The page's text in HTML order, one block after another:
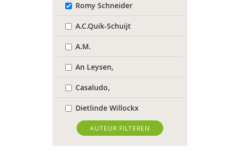
Romy Schneider
A.C.Quik-Schuijt
A.M.
An Leysen,
Casaludo,
Dietlinde Willockx
Landelijk Kenniscentrum
LVB
AUTEUR FILTEREN